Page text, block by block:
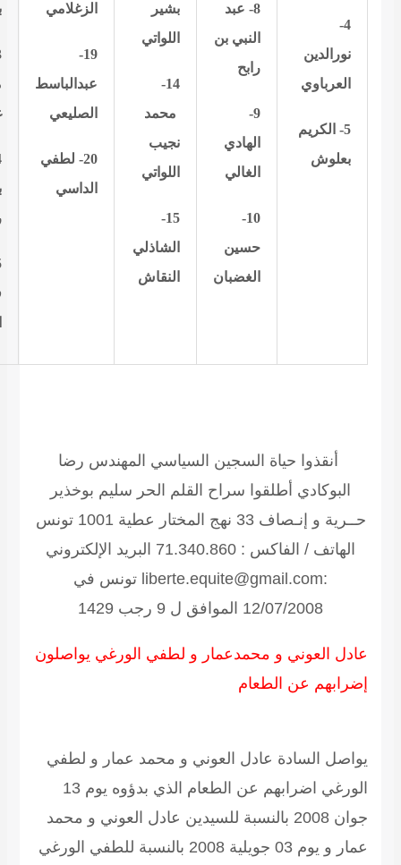
الزغلامي
19-
عبدالباسط
الصليعي
20- لطفي
الداسي
بشير
اللواتي
14-
محمد
نجيب
اللواتي
15-
الشاذلي
النقاش
8-
عبد
النبي بن
رابح
9-
الهادي
الغالي
10-
حسين
الغضبان
4-
نورالدين
العرباوي
5- الكريم
بعلوش
أنقذوا حياة السجين السياسي المهندس رضا
البوكادي أطلقوا سراح القلم الحر سليم بوخذير
حــرية و إنـصاف
33 نهج المختار عطية 1001 تونس
الهاتف / الفاكس : 71.340.860 البريد الإلكتروني
:liberte.equite@gmail.com تونس في
12/07/2008 الموافق ل 9 رجب 1429
عادل العوني و محمدعمار و لطفي الورغي يواصلون
إضرابهم عن الطعام
يواصل السادة عادل العوني و محمد عمار و لطفي
الورغي اضرابهم عن الطعام الذي بدؤوه يوم 13
جوان 2008 بالنسبة للسيدين عادل العوني و محمد
عمار و يوم 03 جويلية 2008 بالنسبة للطفي الورغي